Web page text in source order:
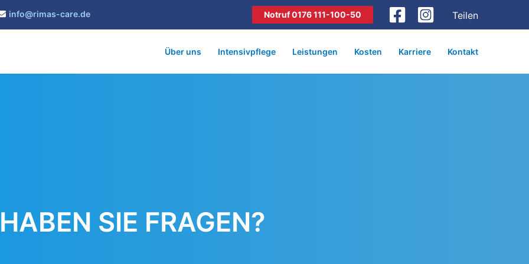
info@rimas-care.de Notruf 0176 111-100-50 Teilen
Über uns Intensivpflege Leistungen Kosten Karriere Kontakt
HABEN SIE FRAGEN?